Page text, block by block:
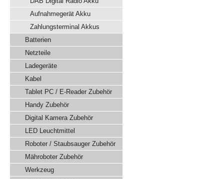
Aufnahmegerät Akku
Zahlungsterminal Akkus
Batterien
Netzteile
Ladegeräte
Kabel
Tablet PC / E-Reader Zubehör
Handy Zubehör
Digital Kamera Zubehör
LED Leuchtmittel
Roboter / Staubsauger Zubehör
Mähroboter Zubehör
Werkzeug